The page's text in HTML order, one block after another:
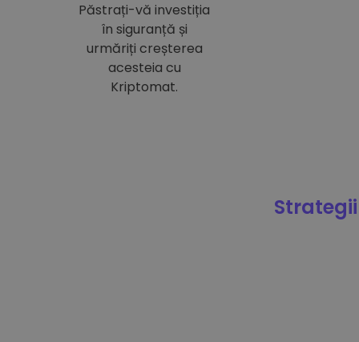
Păstrați-vă investiția
în siguranță și
urmăriți creșterea
acesteia cu
Kriptomat.